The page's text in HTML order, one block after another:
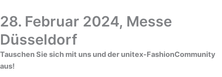
28. Februar 2024, Messe
Düsseldorf
Tauschen Sie sich mit uns und der unitex-FashionCommunity
aus!